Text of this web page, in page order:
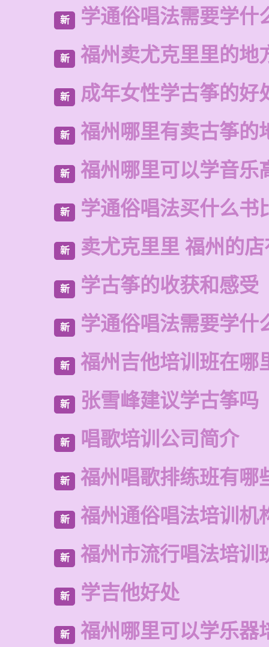
新 学通俗唱法需要学什
新 福州卖尤克里里的地
新 成年女性学古筝的好
新 福州哪里有卖古筝的
新 福州哪里可以学音乐
新 学通俗唱法买什么书
新 卖尤克里里 福州的
新 学古筝的收获和感受
新 学通俗唱法需要学什
新 福州吉他培训班在哪
新 张雪峰建议学古筝吗
新 唱歌培训公司简介
新 福州唱歌排练班有哪
新 福州通俗唱法培训机
新 福州市流行唱法培训
新 学吉他好处
新 福州哪里可以学乐器